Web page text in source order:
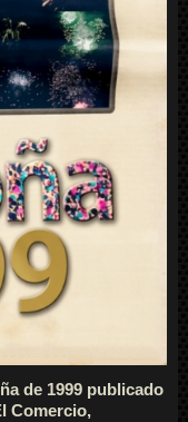
de 1999 publicado
Comercio,